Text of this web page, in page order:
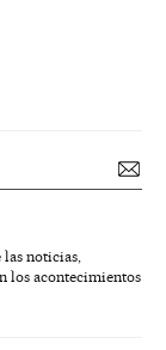
noticias,
los acontecimientos